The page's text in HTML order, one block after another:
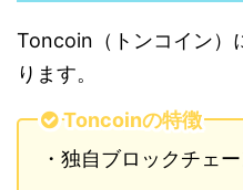
Toncoin（トンコイン）
ります。
Toncoinの特徴
・独自ブロックチェ